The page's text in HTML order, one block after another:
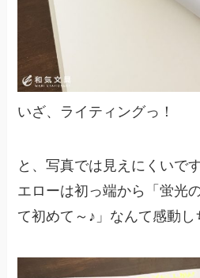
いざ、ライティングっ！
と、写真では見えにくいで
エローは初っ端から「蛍光
て初めて～♪」なんて感動し